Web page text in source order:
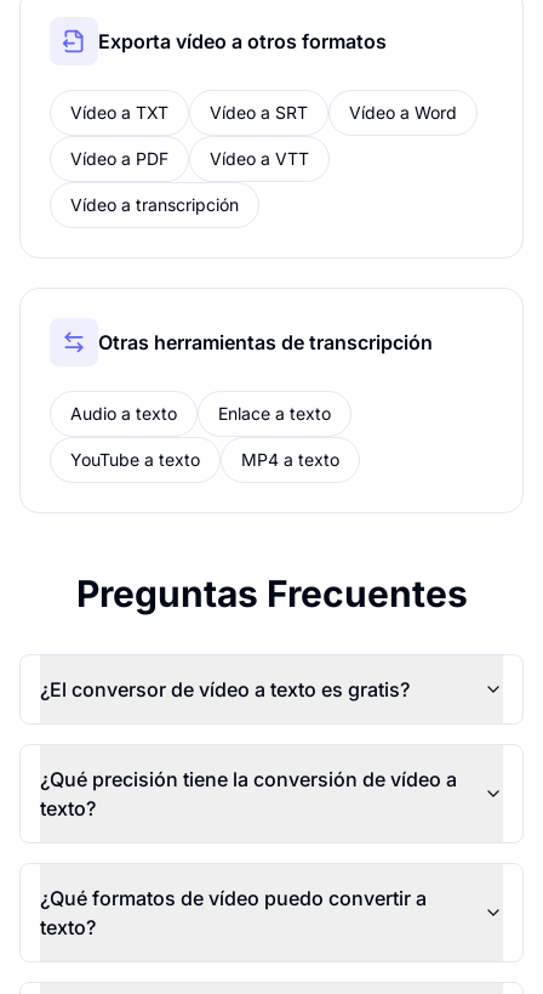
Exporta vídeo a otros formatos
Vídeo a TXT Vídeo a SRT Vídeo a Word
Vídeo a PDF Vídeo a VTT
Vídeo a transcripción
Otras herramientas de transcripción
Audio a texto Enlace a texto
YouTube a texto MP4 a texto
Preguntas Frecuentes
¿El conversor de vídeo a texto es gratis?
¿Qué precisión tiene la conversión de vídeo a
texto?
¿Qué formatos de vídeo puedo convertir a
texto?